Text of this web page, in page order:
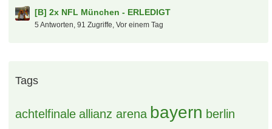
[B] 2x NFL München - ERLEDIGT
5 Antworten, 91 Zugriffe, Vor einem Tag
Tags
achtelfinale allianz arena bayern berlin